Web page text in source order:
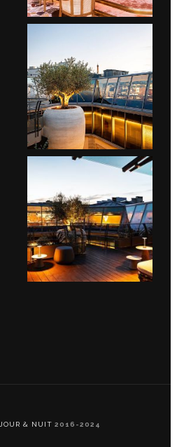
JOUR & NUIT 2016-2024